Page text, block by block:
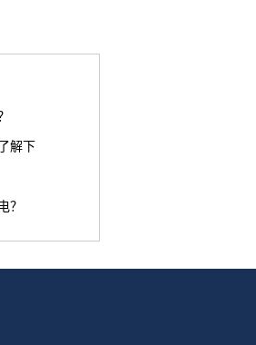
解下
？